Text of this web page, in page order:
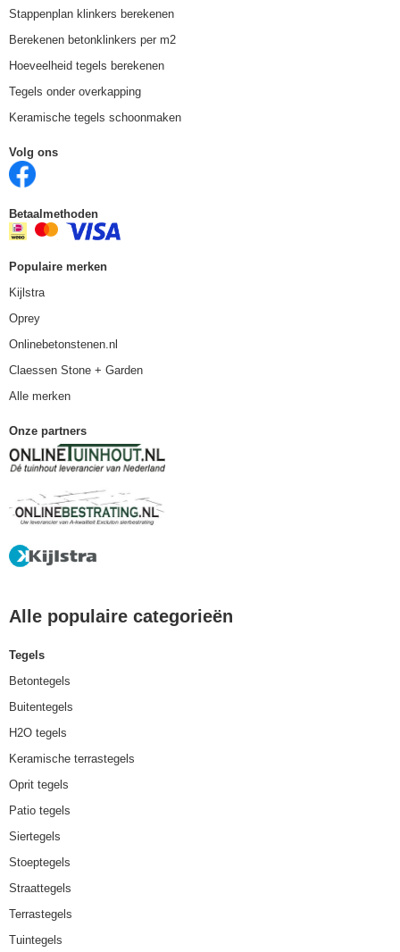
Stappenplan klinkers berekenen
Berekenen betonklinkers per m2
Hoeveelheid tegels berekenen
Tegels onder overkapping
Keramische tegels schoonmaken
Volg ons
Betaalmethoden
Populaire merken
Kijlstra
Oprey
Onlinebetonstenen.nl
Claessen Stone + Garden
Alle merken
Onze partners
Alle populaire categorieën
Tegels
Betontegels
Buitentegels
H2O tegels
Keramische terrastegels
Oprit tegels
Patio tegels
Siertegels
Stoeptegels
Straattegels
Terrastegels
Tuintegels